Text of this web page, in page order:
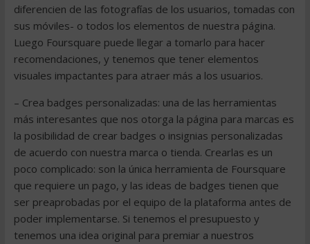
diferencien de las fotografías de los usuarios, tomadas con
sus móviles- o todos los elementos de nuestra página.
Luego Foursquare puede llegar a tomarlo para hacer
recomendaciones, y tenemos que tener elementos
visuales impactantes para atraer más a los usuarios.
– Crea badges personalizadas: una de las herramientas
más interesantes que nos otorga la página para marcas es
la posibilidad de crear badges o insignias personalizadas
de acuerdo con nuestra marca o tienda. Crearlas es un
poco complicado: son la única herramienta de Foursquare
que requiere un pago, y las ideas de badges tienen que
ser preaprobadas por el equipo de la plataforma antes de
poder implementarse. Si tenemos el presupuesto y
tenemos una idea original para premiar a nuestros